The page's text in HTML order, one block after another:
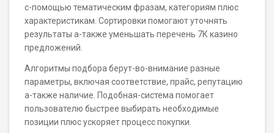
с-помощью тематическим фразам, категориям плюс
характеристикам. Сортировки помогают уточнять
результаты а-также уменьшать перечень 7К казино
предложений.
Алгоритмы подбора берут-во-внимание разные
параметры, включая соответствие, прайс, репутацию
а-также наличие. Подобная-система помогает
пользователю быстрее выбирать необходимые
позиции плюс ускоряет процесс покупки.